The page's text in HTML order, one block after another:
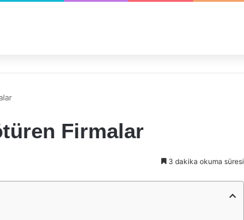
Firmalar
3 dakika okuma süresi